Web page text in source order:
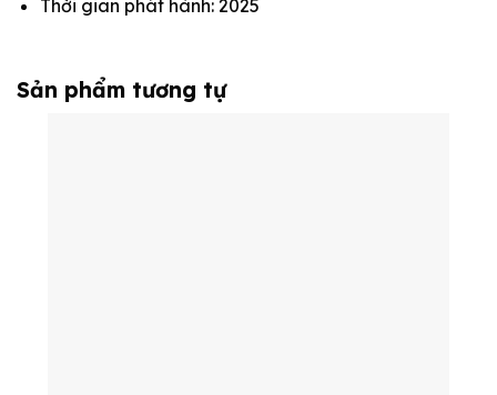
Thời gian phát hành: 2025
Sản phẩm tương tự